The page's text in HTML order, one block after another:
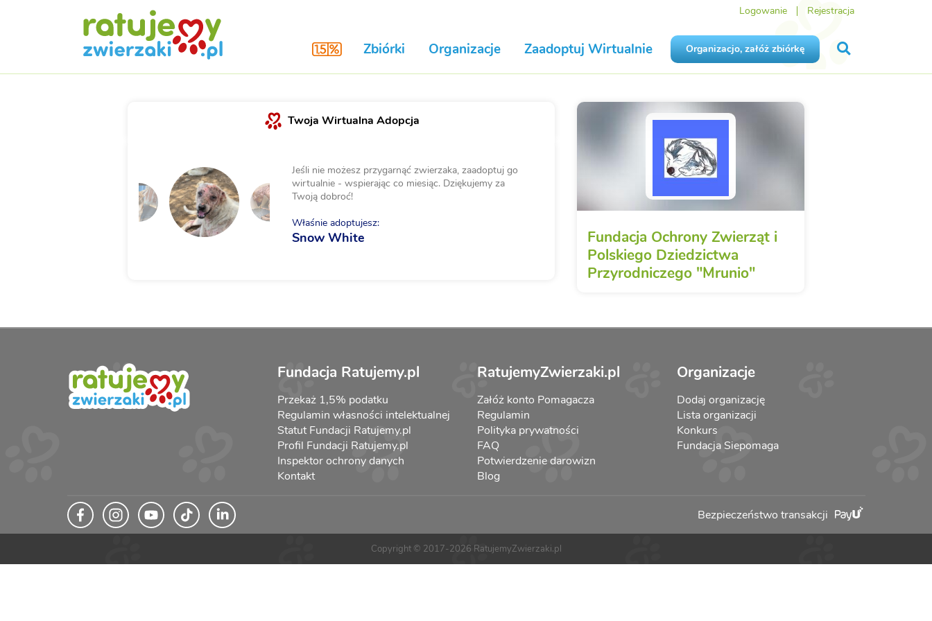
Logowanie Rejestracja
Zbiórki Organizacje Zaadoptuj Wirtualnie Organizacjo, załóż zbiórkę
Twoja Wirtualna Adopcja
Jeśli nie możesz przygarnąć zwierzaka, zaadoptuj go
wirtualnie - wspierając co miesiąc. Dziękujemy za
Twoją dobroć!
Właśnie adoptujesz:
Snow White
Fundacja Ochrony Zwierząt i
Polskiego Dziedzictwa
Przyrodniczego "Mrunio"
Fundacja Ratujemy.pl
Przekaż 1,5% podatku
Regulamin własności intelektualnej
Statut Fundacji Ratujemy.pl
Profil Fundacji Ratujemy.pl
Inspektor ochrony danych
Kontakt
RatujemyZwierzaki.pl
Załóż konto Pomagacza
Regulamin
Polityka prywatności
FAQ
Potwierdzenie darowizn
Blog
Organizacje
Dodaj organizację
Lista organizacji
Konkurs
Fundacja Siepomaga
Bezpieczeństwo transakcji
Copyright © 2017-2026 RatujemyZwierzaki.pl